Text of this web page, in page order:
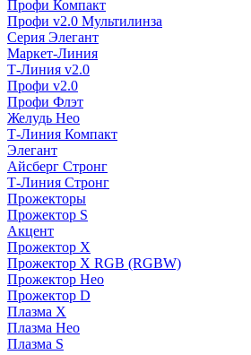
Профи Компакт
Профи v2.0 Мультилинза
Серия Элегант
Маркет-Линия
Т-Линия v2.0
Профи v2.0
Профи Флэт
Желудь Нео
Т-Линия Компакт
Элегант
Айсберг Стронг
Т-Линия Стронг
Прожекторы
Прожектор S
Акцент
Прожектор X
Прожектор Х RGB (RGBW)
Прожектор Нео
Прожектор D
Плазма X
Плазма Нео
Плазма S